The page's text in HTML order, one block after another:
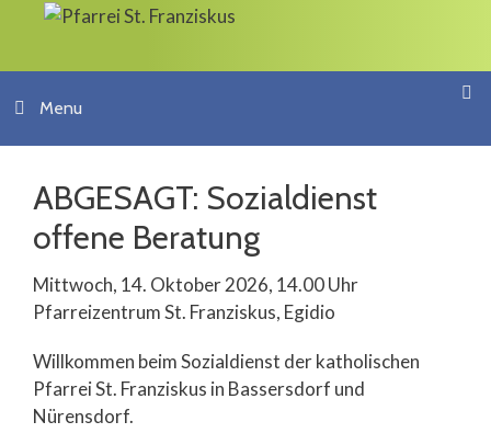
Springe
Inhalt
Menu
ABGESAGT: Sozialdienst
offene Beratung
Mittwoch, 14. Oktober 2026, 14.00 Uhr
Pfarreizentrum St. Franziskus, Egidio
Willkommen beim Sozialdienst der katholischen
Pfarrei St. Franziskus in Bassersdorf und
Nürensdorf.